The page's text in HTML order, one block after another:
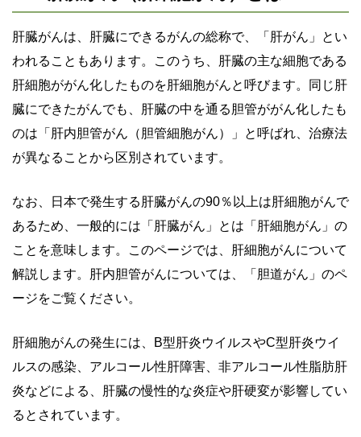
肝臓がんは、肝臓にできるがんの総称で、「肝がん」とい
われることもあります。このうち、肝臓の主な細胞である
肝細胞ががん化したものを肝細胞がんと呼びます。同じ肝
臓にできたがんでも、肝臓の中を通る胆管ががん化したも
のは「肝内胆管がん（胆管細胞がん）」と呼ばれ、治療法
が異なることから区別されています。
なお、日本で発生する肝臓がんの90％以上は肝細胞がんで
あるため、一般的には「肝臓がん」とは「肝細胞がん」の
ことを意味します。このページでは、肝細胞がんについて
解説します。肝内胆管がんについては、「胆道がん」のペ
ージをご覧ください。
肝細胞がんの発生には、B型肝炎ウイルスやC型肝炎ウイ
ルスの感染、アルコール性肝障害、非アルコール性脂肪肝
炎などによる、肝臓の慢性的な炎症や肝硬変が影響してい
るとされています。